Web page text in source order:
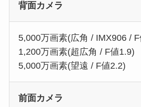
背面カメラ
5,000万画素(広角 / IMX906 /
1,200万画素(超広角 / F値1.9)
5,000万画素(望遠 / F値2.2)
前面カメラ